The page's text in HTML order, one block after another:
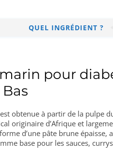
QUEL INGRÉDIENT ?
pour
est obtenue à partir de la pulpe
originaire d’Afrique et
d’une pâte brune épaisse,
base pour les sauces,